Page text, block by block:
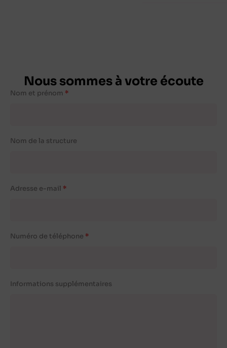
Nous sommes à votre écoute
Nom et prénom
Nom de la structure
Adresse e-mail
Numéro de téléphone
Informations supplémentaires